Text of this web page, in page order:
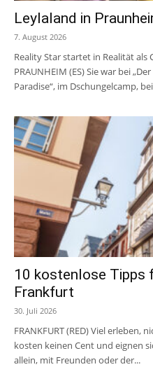
Leylaland in
7. August 2026
Reality Star startet in Realität als
PRAUNHEIM (ES) Sie war bei
Paradise“, im Dschungelcamp,
10 kostenlose Tipps
Frankfurt
30. Juli 2026
FRANKFURT (RED) Viel erleben,
kosten keinen Cent und eignen
allein, mit Freunden oder der...